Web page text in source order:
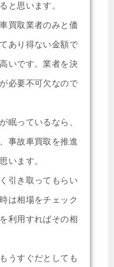
と思います。
買取業者のみと価
あり得ない金額で
いです。業者を決
必要不可欠なので
眠っているなら、
事故車買取を推進
います。
引き取ってもらい
は相場をチェック
利用すればその相
うすぐだとしても